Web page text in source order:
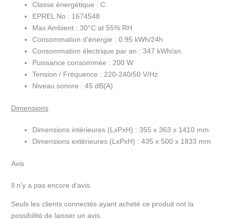
Classe énergétique : C
EPREL No : 1674548
Max Ambient : 30°C at 55% RH
Consommation d’énergie : 0.95 kWh/24h
Consommation électrique par an : 347 kWh/an
Puissance consommée : 200 W
Tension / Fréquence : 220-240/50 V/Hz
Niveau sonore : 45 dB(A)
Dimensions
Dimensions intérieures (LxPxH) : 355 x 363 x 1410 mm
Dimensions extérieures (LxPxH) : 435 x 500 x 1833 mm
Avis
Il n’y a pas encore d’avis.
Seuls les clients connectés ayant acheté ce produit ont la
possibilité de laisser un avis.